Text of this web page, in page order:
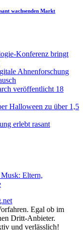
wachsenden Markt
Konferenz bringt
Ahnenforschung
veröffentlicht 18
Halloween zu über 1,5
erlebt rasant
Eltern,
Egal ob im
Dritt-Anbieter.
und verlässlich!